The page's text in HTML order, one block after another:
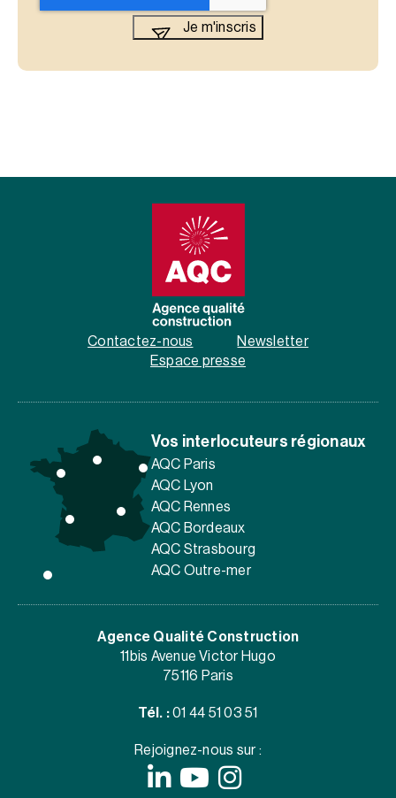
Contactez-nous
Newsletter
Espace presse
Vos interlocuteurs régionaux
AQC Paris
AQC Lyon
AQC Rennes
AQC Bordeaux
AQC Strasbourg
AQC Outre-mer
Agence Qualité Construction
11bis Avenue Victor Hugo
75116 Paris
Tél. : 01 44 51 03 51
Rejoignez-nous sur :